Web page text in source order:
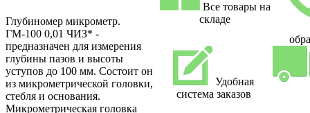
Глубиномер микрометр.
ГМ-100 0,01 ЧИЗ* -
предназначен для измерения
глубины пазов и высоты
уступов до 100 мм. Состоит он
из микрометрической головки,
стебля и основания.
Микрометрическая головка
Все товары на
складе
Удобная
система заказов